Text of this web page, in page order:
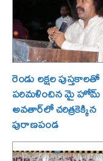
రెండు లక్షల పుస్తకాలతో
పరిమళించిన మై హోమ్
అవతార్‌లో చరిత్రకెక్కిన
పురాణపండ